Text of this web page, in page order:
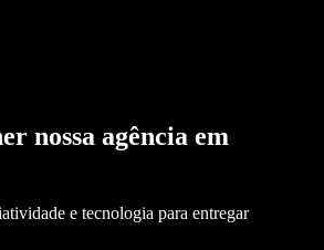
nossa agência em
e tecnologia para entregar